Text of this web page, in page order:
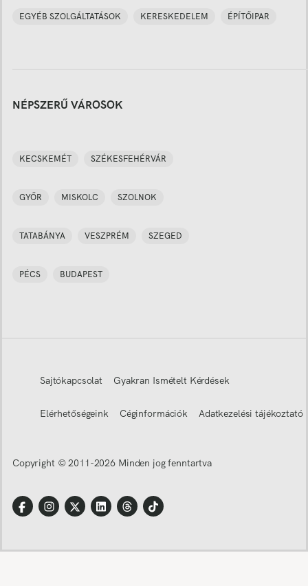
EGYÉB SZOLGÁLTATÁSOK KERESKEDELEM ÉPÍTŐIPAR
NÉPSZERŰ VÁROSOK
KECSKEMÉT SZÉKESFEHÉRVÁR
GYŐR MISKOLC SZOLNOK
TATABÁNYA VESZPRÉM SZEGED
PÉCS BUDAPEST
Sajtókapcsolat Gyakran Ismételt Kérdések
Elérhetőségeink Céginformációk Adatkezelési tájékoztató
Copyright © 2011-2026 Minden jog fenntartva